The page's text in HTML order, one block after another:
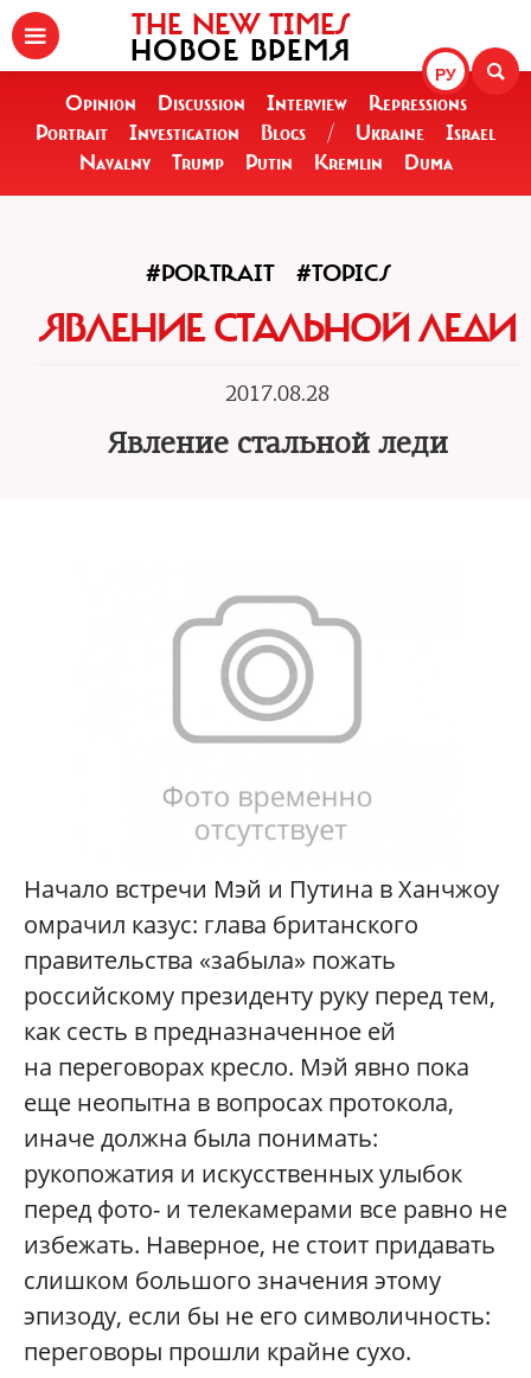
РУ
THE NEW TIMES
НОВОЕ ВРЕМЯ
Opinion Discussion Interview
Repressions
Portrait
Investigation Blogs / Ukraine
Israel
Navalny
Trump Putin Kremlin Duma
#PORTRAIT #TOPICS
ЯВЛЕНИЕ СТАЛЬНОЙ ЛЕДИ
2017.08.28
Явление стальной леди
Начало встречи Мэй и Путина в Ханчжоу
омрачил казус: глава британского
правительства «забыла» пожать
российскому президенту руку перед тем,
как сесть в предназначенное ей
на переговорах кресло. Мэй явно пока
еще неопытна в вопросах протокола,
иначе должна была понимать:
рукопожатия и искусственных улыбок
перед фото- и телекамерами все равно не
избежать. Наверное, не стоит придавать
слишком большого значения этому
эпизоду, если бы не его символичность:
переговоры прошли крайне сухо.